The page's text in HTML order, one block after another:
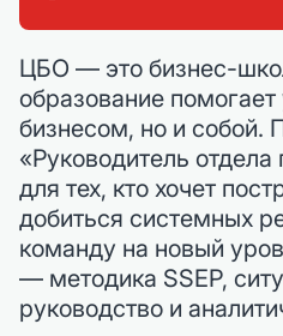
ЦБО — это бизнес-
образование
бизнесом, но и собой.
«Руководитель
для тех, кто хочет
добиться системных
команду на новый
— методика SSEP,
руководство и